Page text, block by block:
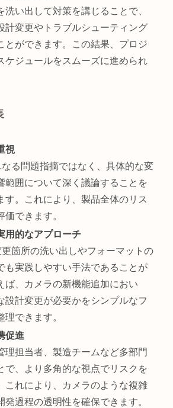
洗い出して対策を講じることで、
計変更やトラブルシューティング
とができます。この結果、プロジ
ケジュールをスムーズに進められ
視
る問題指摘ではなく、具体的な変
範囲について深く議論することを
す。これにより、製品全体のリス
価できます。
用的なアプローチ
箇所の洗い出しやフォーマットの
も実践しやすい手法であることが
ば、カメラの新機能追加におい
設計変更が必要かをシンプルなフ
理できます。
促進
理担当者、製造チームなど多部門
で、より多角的な視点でリスクを
これにより、カメラのような複雑
発過程の透明性を確保できます。